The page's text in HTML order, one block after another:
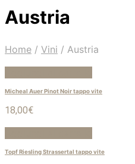
Austria
Home / Vini / Austria
Micheal Auer Pinot Noir tappo vite
18,00€
Topf Riesling Strassertal tappo vite